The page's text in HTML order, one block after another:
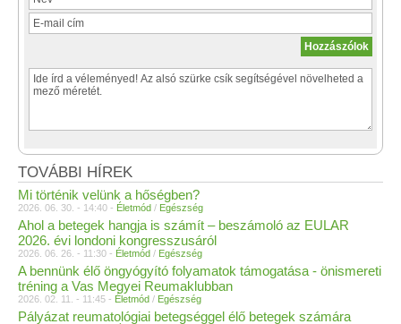
TOVÁBBI HÍREK
Mi történik velünk a hőségben?
2026. 06. 30. - 14:40 - Életmód / Egészség
Ahol a betegek hangja is számít – beszámoló az EULAR
2026. évi londoni kongresszusáról
2026. 06. 26. - 11:30 - Életmód / Egészség
A bennünk élő öngyógyító folyamatok támogatása - önismereti
tréning a Vas Megyei Reumaklubban
2026. 02. 11. - 11:45 - Életmód / Egészség
Pályázat reumatológiai betegséggel élő betegek számára